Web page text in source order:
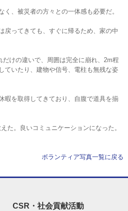
、被災者の方々との一体感も必要だ。
ってきても、すぐに帰るため、家の中
けの違いで、周囲は完全に崩れ、2m程
ていたり、建物や信号、電柱も無残な姿
暇を取得してきており、自腹で道具を揃
。良いコミュニケーションになった。
ボランティア写真一覧に戻る
CSR・社会貢献活動